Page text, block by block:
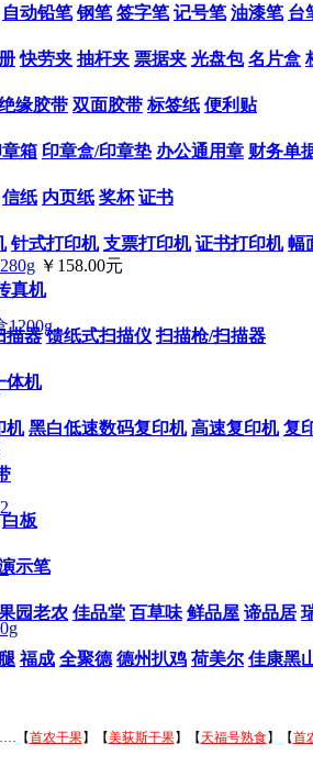
自动铅笔 钢笔 签字笔 记号笔 油漆笔 台
快劳夹 抽杆夹 票据夹 光盘包 名片盒
缘胶带 双面胶带 标签纸 便利贴
箱 印章盒/印章垫 办公通用章 财务单
信纸 内页纸 奖杯 证书
针式打印机 支票打印机 证书打印机 幅
真机
描器 馈纸式扫描仪 扫描枪/扫描器
体机
机 黑白低速数码复印机 高速复印机 复
白板
示笔
园老农 佳品堂 百草味 鲜品屋 谛品居
福成 全聚德 德州扒鸡 荷美尔 佳康黑
￥158.00元
1200g
【首农干果】【美荻斯干果】【天福号熟食】【首